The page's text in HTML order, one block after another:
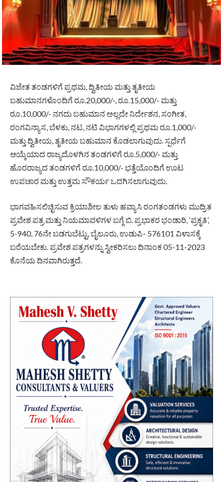
ವಿಜೇತ ತಂಡಗಳಿಗೆ ಪ್ರಥಮ, ದ್ವಿತೀಯ ಮತ್ತು ತೃತೀಯ
ಬಹುಮಾನಗಳೊಂದಿಗೆ ರೂ.20,000/-, ರೂ.15,000/- ಮತ್ತು
ರೂ.10,000/- ನಗದು ಬಹುಮಾನ ಅಲ್ಲದೇ ನಿರ್ದೇಶನ, ಸಂಗೀತ,
ರಂಗವಿನ್ಯಾಸ, ಬೆಳಕು, ನಟ, ನಟಿ ವಿಭಾಗಗಳಲ್ಲಿ ಪ್ರಥಮ ರೂ.1,000/-
ಮತ್ತು ದ್ವಿತೀಯ, ತೃತೀಯ ಬಹುಮಾನ ಕೊಡಲಾಗುವುದು. ಸ್ಪರ್ಧೆಗೆ
ಆಯ್ಕೆಯಾದ ರಾಜ್ಯದೊಳಗಿನ ತಂಡಗಳಿಗೆ ರೂ.5,000/- ಮತ್ತು
ಹೊರರಾಜ್ಯದ ತಂಡಗಳಿಗೆ ರೂ.10,000/- ಭತ್ತೆಯೊಂದಿಗೆ ಊಟ
ಉಪಚಾರ ಮತ್ತು ಉತ್ತಮ ಸೌಕರ್ಯ ಒದಗಿಸಲಾಗುವುದು.
ಭಾಗವಹಿಸಲಿಚ್ಛಿಸುವ ಕ್ರಿಯಾಶೀಲ ತುಳು ಹವ್ಯಾಸಿ ರಂಗತಂಡಗಳು ಮುದ್ರಿತ
ಪ್ರವೇಶ ಪತ್ರ ಮತ್ತು ನಿಯಮಾವಳಿಗಳ ಬಗ್ಗೆ ಬಿ. ಪ್ರಭಾಕರ ಭಂಡಾರಿ, ‘ಪ್ರಕೃತಿ’,
5-940, 76ನೇ ಬಡಗುಬೆಟ್ಟು, ಬೈಲೂರು, ಉಡುಪಿ- 576101 ವಿಳಾಸಕ್ಕೆ
ಬರೆಯಬೇಕು. ಪ್ರವೇಶ ಪತ್ರಗಳನ್ನು ಸ್ವೀಕರಿಸಲು ದಿನಾಂಕ 05-11-2023
ಕೊನೆಯ ದಿನವಾಗಿರುತ್ತದೆ.